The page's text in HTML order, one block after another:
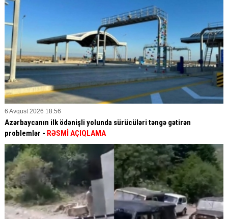
6 Avqust 2026 18:56
Azərbaycanın ilk ödənişli yolunda sürücüləri təngə gətirən
problemlər - RƏSMİ AÇIQLAMA